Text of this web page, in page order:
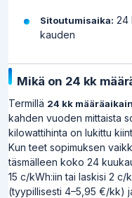
Sitoutumisaika: 24
kauden
Mikä on 24 kk
Termillä 24 kk
kahden vuoden mittaista
kilowattihinta on lukittu
Kun teet sopimuksen
täsmälleen koko 24
15 c/kWh:iin tai laskisi 2 c/
(tyypillisesti 4–5,95 €/kk)